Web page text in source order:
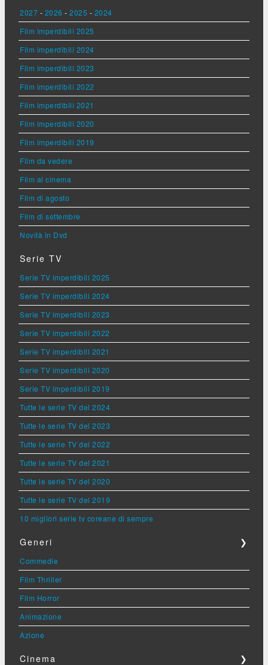
2027 - 2026 - 2025 - 2024
Film imperdibili 2025
Film imperdibili 2024
Film imperdibili 2023
Film imperdibili 2022
Film imperdibili 2021
Film imperdibili 2020
Film imperdibili 2019
Film da vedere
Film al cinema
Film di agosto
Film di settembre
Novità in Dvd
Serie TV
Serie TV imperdibili 2025
Serie TV imperdibili 2024
Serie TV imperdibili 2023
Serie TV imperdibili 2022
Serie TV imperdibili 2021
Serie TV imperdibili 2020
Serie TV imperdibili 2019
Tutte le serie TV del 2024
Tutte le serie TV del 2023
Tutte le serie TV del 2022
Tutte le serie TV del 2021
Tutte le serie TV del 2020
Tutte le serie TV del 2019
10 migliori serie tv coreane di sempre
Generi ❯
Commedie
Film Thriller
Film Horror
Animazione
Azione
Cinema ❯